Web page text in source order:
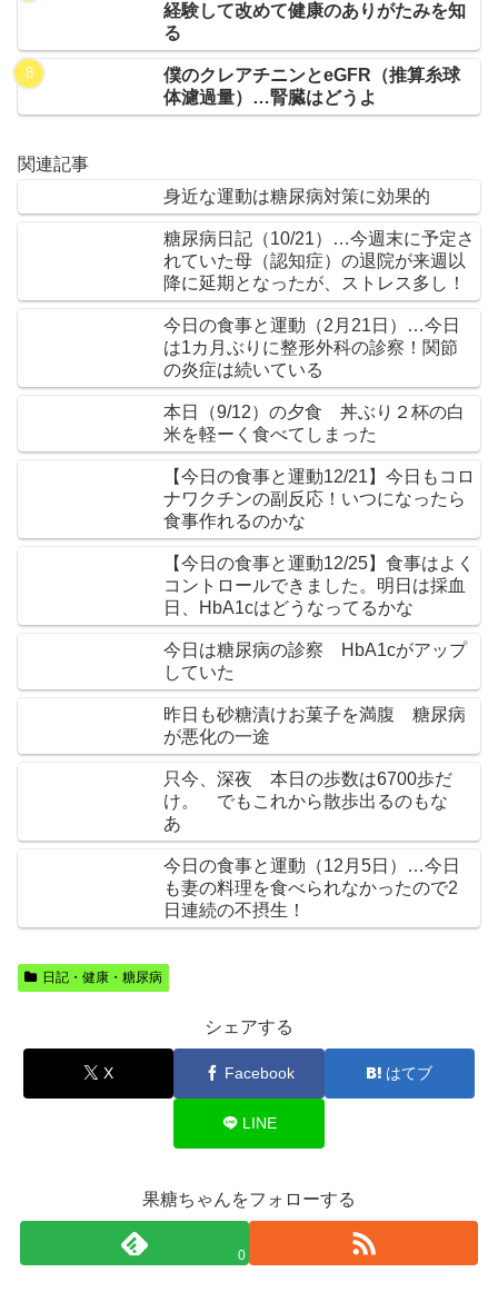
経験して改めて健康のありがたみを知
る
僕のクレアチニンとeGFR（推算糸球
体濾過量）…腎臓はどうよ
関連記事
身近な運動は糖尿病対策に効果的
糖尿病日記（10/21）…今週末に予定さ
れていた母（認知症）の退院が来週以
降に延期となったが、ストレス多し！
今日の食事と運動（2月21日）…今日
は1カ月ぶりに整形外科の診察！関節
の炎症は続いている
本日（9/12）の夕食 丼ぶり２杯の白
米を軽ーく食べてしまった
【今日の食事と運動12/21】今日もコロ
ナワクチンの副反応！いつになったら
食事作れるのかな
【今日の食事と運動12/25】食事はよく
コントロールできました。明日は採血
日、HbA1cはどうなってるかな
今日は糖尿病の診察 HbA1cがアップ
していた
昨日も砂糖漬けお菓子を満腹 糖尿病
が悪化の一途
只今、深夜 本日の歩数は6700歩だ
け。 でもこれから散歩出るのもな
あ
今日の食事と運動（12月5日）…今日
も妻の料理を食べられなかったので2
日連続の不摂生！
日記・健康・糖尿病
シェアする
X Facebook はてブ
LINE
果糖ちゃんをフォローする
0